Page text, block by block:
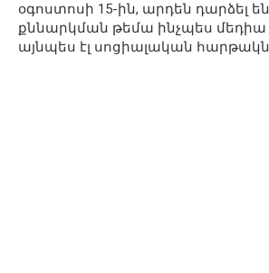
օգոստոսի 15-ին, արդեն դարձել են
քննարկման թեմա ինչպես մեդիա
այնպես էլ սոցիալական